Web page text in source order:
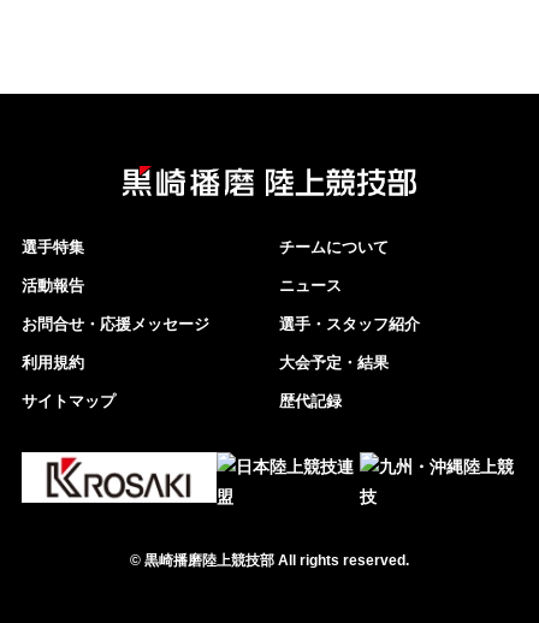
© 黒崎播磨陸上競技部 All rights reserved.
チームについて
ニュース
選手・スタッフ紹介
大会予定・結果
歴代記録
選手特集
活動報告
お問合せ・応援メッセージ
利用規約
サイトマップ